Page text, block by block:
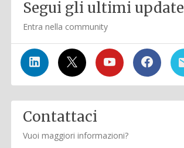
Segui gli ultimi update
Entra nella community
Contattaci
Vuoi maggiori informazioni?